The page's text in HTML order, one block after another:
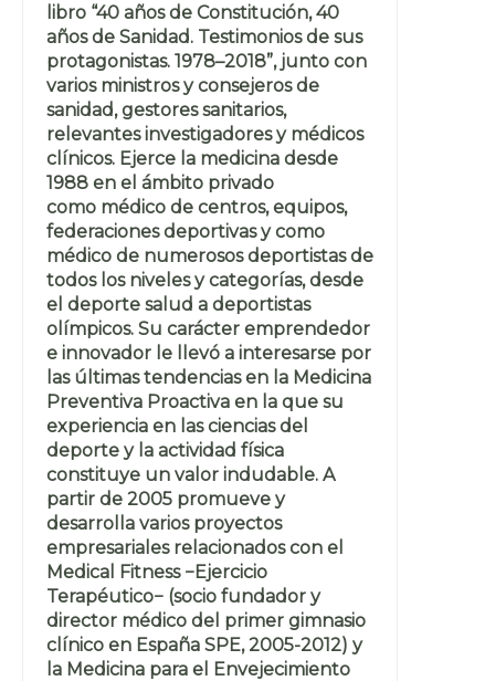
libro “40 años de Constitución, 40
años de Sanidad. Testimonios de sus
protagonistas. 1978–2018”, junto con
varios ministros y consejeros de
sanidad, gestores sanitarios,
relevantes investigadores y médicos
clínicos. Ejerce la medicina desde
1988 en el ámbito privado
como médico de centros, equipos,
federaciones deportivas y como
médico de numerosos deportistas de
todos los niveles y categorías, desde
el deporte salud a deportistas
olímpicos. Su carácter emprendedor
e innovador le llevó a interesarse por
las últimas tendencias en la Medicina
Preventiva Proactiva en la que su
experiencia en las ciencias del
deporte y la actividad física
constituye un valor indudable. A
partir de 2005 promueve y
desarrolla varios proyectos
empresariales relacionados con el
Medical Fitness −Ejercicio
Terapéutico− (socio fundador y
director médico del primer gimnasio
clínico en España SPE, 2005-2012) y
la Medicina para el Envejecimiento